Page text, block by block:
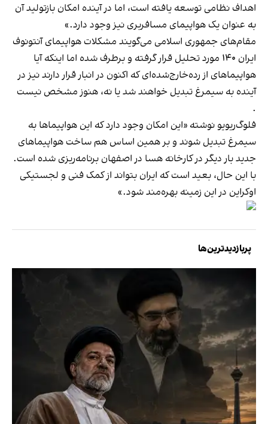
اهداف نظامی توسعه یافته است، اما در آینده امکان بازتولید آن
به عنوان یک هواپیمای مسافربری نیز وجود دارد.»
مقام‌های جمهوری اسلامی می‌گویند مشکلات هواپیمای آنتونوف
ایران ۱۴۰ مورد تحلیل قرار گرفته و برطرف شده اما اینکه آیا
هواپیماهای از رده‌خارج‌شده‌ای که اکنون در انبار قرار دارند نیز در
آینده به سیمرغ تبدیل خواهند شد یا نه، هنوز مشخص نیست
.
فلوگ‌ریویو نوشته «این امکان وجود دارد که این هواپیماها به
سیمرغ تبدیل شوند و بر همین اساس هم ساخت هواپیماهای
جدید بار دیگر در کارخانه هسا در اصفهان برنامه‌ریزی شده است.
با این حال، بعید است که ایران بتواند از کمک فنی و لجستیکی
اوکراین در این زمینه بهره‌مند شود.»
پربازدیدترین‌ها